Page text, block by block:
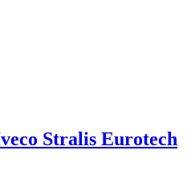
Stralis Eurotech